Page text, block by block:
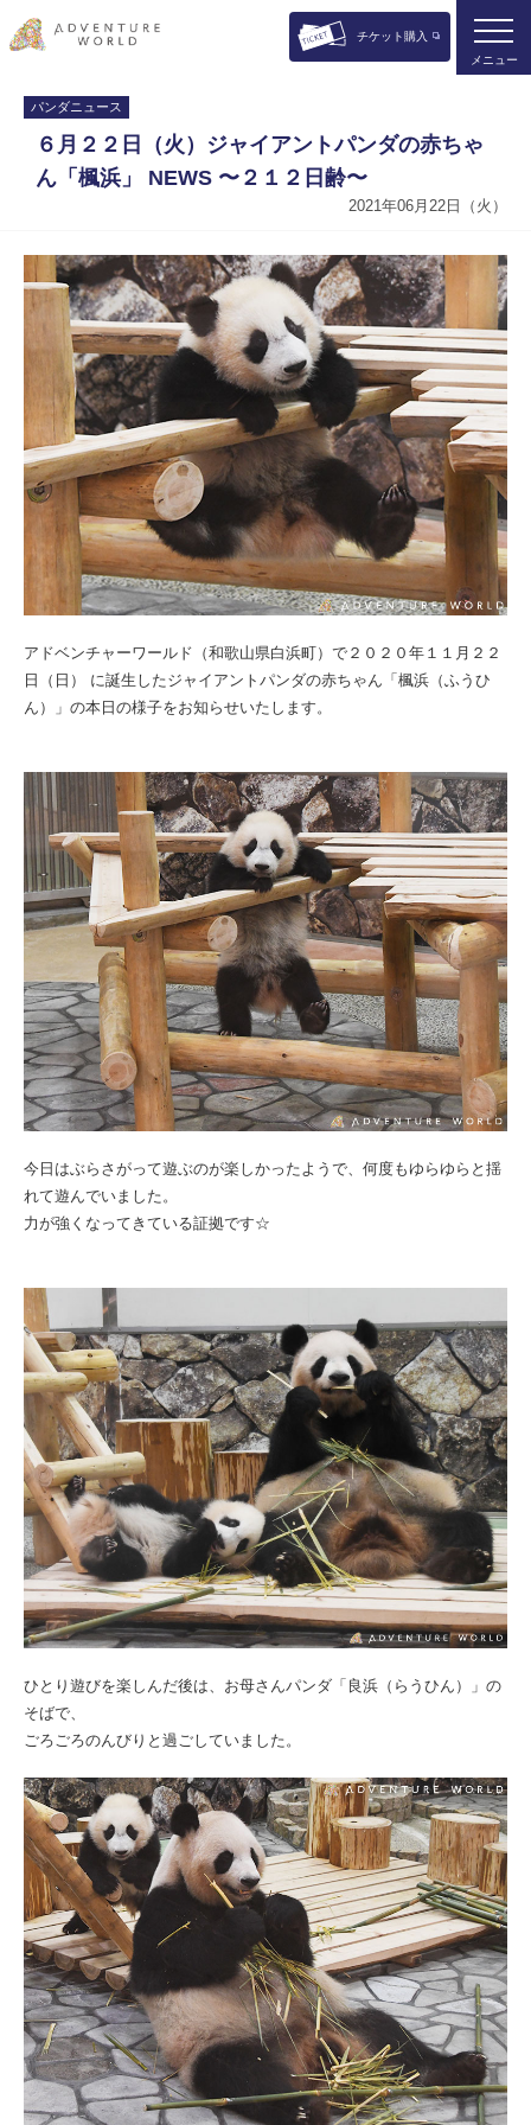
チケット購入
メニュー
パンダニュース
６月２２日（火）ジャイアントパンダの赤ちゃ
ん「楓浜」 NEWS 〜２１２日齢〜
2021年06月22日（火）
アドベンチャーワールド（和歌山県白浜町）で２０２０年１１月２２
日（日） に誕生したジャイアントパンダの赤ちゃん「楓浜（ふうひ
ん）」の本日の様子をお知らせいたします。
今日はぶらさがって遊ぶのが楽しかったようで、何度もゆらゆらと揺
れて遊んでいました。
力が強くなってきている証拠です☆
ひとり遊びを楽しんだ後は、お母さんパンダ「良浜（らうひん）」の
そばで、
ごろごろのんびりと過ごしていました。